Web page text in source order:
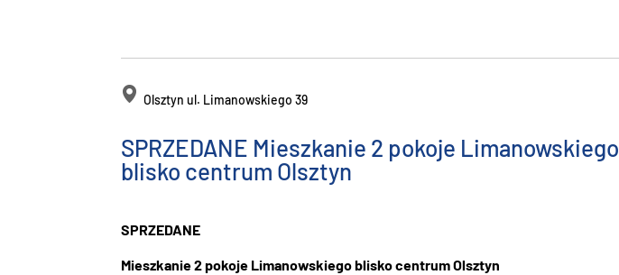
Olsztyn ul. Limanowskiego 39
SPRZEDANE Mieszkanie 2 pokoje Limanowskiego
blisko centrum Olsztyn
SPRZEDANE
Mieszkanie 2 pokoje Limanowskiego blisko centrum Olsztyn